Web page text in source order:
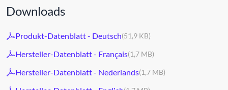
Downloads
Produkt-Datenblatt - Deutsch(51,9 KB)
Hersteller-Datenblatt - Français(1,7 MB)
Hersteller-Datenblatt - Nederlands(1,7 MB)